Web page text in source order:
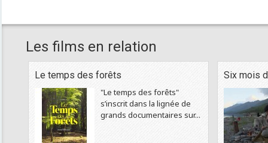
Les films en relation
Le temps des forêts
"Le temps des forêts"
s’inscrit dans la lignée de
grands documentaires sur...
Six mois